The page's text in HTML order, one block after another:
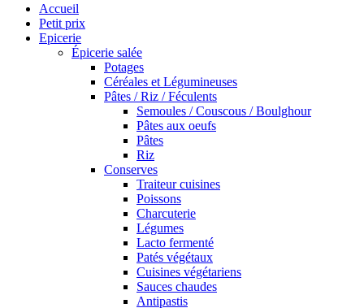
Accueil
Petit prix
Epicerie
Épicerie salée
Potages
Céréales et Légumineuses
Pâtes / Riz / Féculents
Semoules / Couscous / Boulghour
Pâtes aux oeufs
Pâtes
Riz
Conserves
Traiteur cuisines
Poissons
Charcuterie
Légumes
Lacto fermenté
Patés végétaux
Cuisines végétariens
Sauces chaudes
Antipastis